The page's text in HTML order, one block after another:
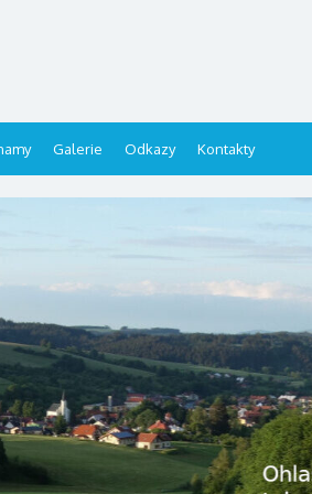
Galerie Odkazy Kontakty